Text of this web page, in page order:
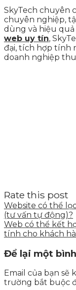
SkyTech chuyên
chuyên nghiệp,
dùng và hiệu quả
web uy tín,
đại, tích hợp tính
doanh nghiệp
Rate this post
Website có thể
(tư vấn tự động)?
Web có thể kết
tính cho khách
Để lại một
Email của bạn sẽ
trường bắt buộc